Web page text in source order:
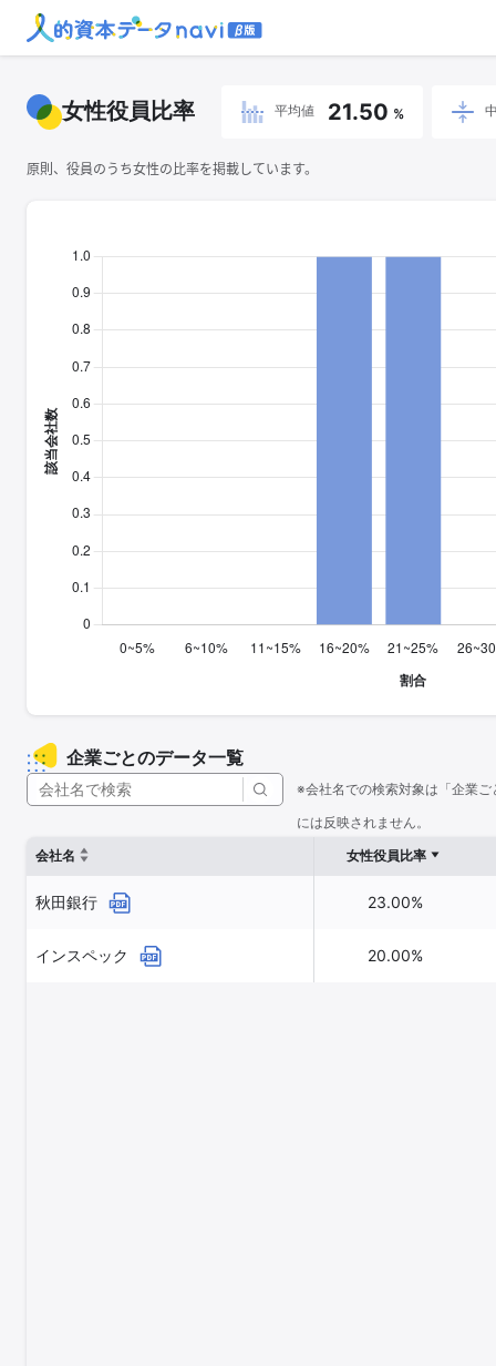
女性役員比率 平均値 21.50 %
原則、役員のうち女性の比率を掲載しています。
企業ごとのデータ一覧
※会社名での検索対象は「企業
には反映されません。
会社名
女性役員比率
秋田銀行 23.00%
インスペック 20.00%